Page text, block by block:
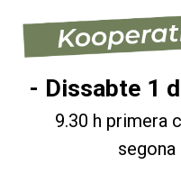
- Dissabte 1
9.30 h primera